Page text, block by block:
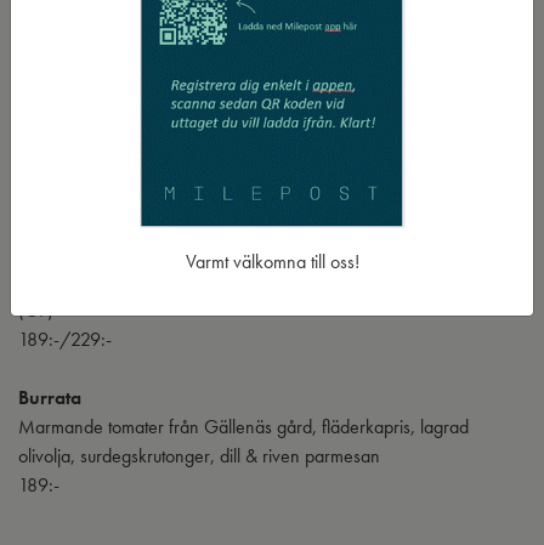
på småländskt nötinnanlår, gochujangmajjo, grön syrlig chili,
silverlök, riven parmesan, smörgåskrasse & krispig potatis
(GF)
189:-/229:-
Burrata
Marmande tomater från Gällenäs gård, fläderkapris, lagrad
olivolja, surdegskrutonger, dill & riven parmesan
189:-
Varmt välkomna till oss!